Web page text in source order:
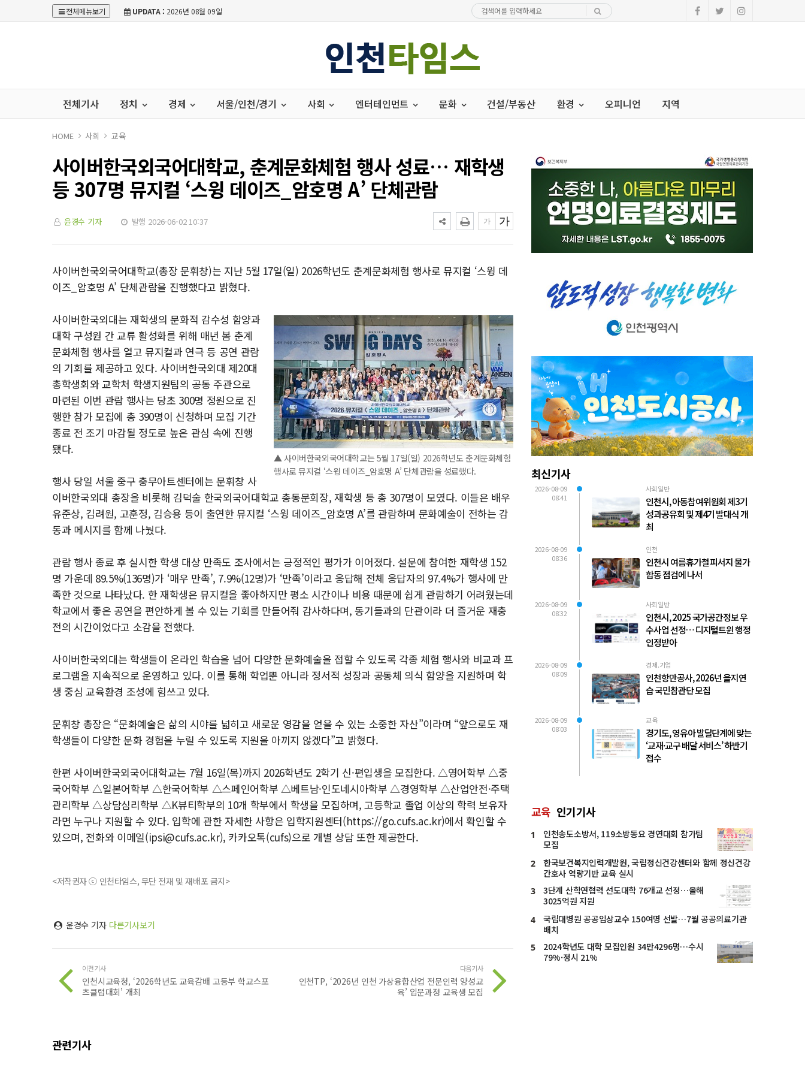
전체메뉴보기 UPDATA : 2026년 08월 09일
전체기사 정치 경제 서울/인천/경기 사회 엔터테인먼트 문화 건설/부동산 환경 오피니언 지역
HOME 사회 교육
사이버한국외국어대학교, 춘계문화체험 행사 성료… 재학생
등 307명 뮤지컬 ‘스윙 데이즈_암호명 A’ 단체관람
윤경수 기자 발행 2026-06-02 10:37
사이버한국외국어대학교(총장 문휘창)는 지난 5월 17일(일) 2026학년도 춘계문화체험 행사로 뮤지컬 ‘스윙 데
이즈_암호명 A’ 단체관람을 진행했다고 밝혔다.
▲ 사이버한국외국어대학교는 5월 17일(일) 2026학년도 춘계문화체험
행사로 뮤지컬 ‘스윙 데이즈_암호명 A’ 단체관람을 성료했다.
사이버한국외대는 재학생의 문화적 감수성 함양과
대학 구성원 간 교류 활성화를 위해 매년 봄 춘계
문화체험 행사를 열고 뮤지컬과 연극 등 공연 관람
의 기회를 제공하고 있다. 사이버한국외대 제20대
총학생회와 교학처 학생지원팀의 공동 주관으로
마련된 이번 관람 행사는 당초 300명 정원으로 진
행한 참가 모집에 총 390명이 신청하며 모집 기간
종료 전 조기 마감될 정도로 높은 관심 속에 진행
됐다.
행사 당일 서울 중구 충무아트센터에는 문휘창 사
이버한국외대 총장을 비롯해 김덕술 한국외국어대학교 총동문회장, 재학생 등 총 307명이 모였다. 이들은 배우
유준상, 김려원, 고훈정, 김승용 등이 출연한 뮤지컬 ‘스윙 데이즈_암호명 A’를 관람하며 문화예술이 전하는 감
동과 메시지를 함께 나눴다.
관람 행사 종료 후 실시한 학생 대상 만족도 조사에서는 긍정적인 평가가 이어졌다. 설문에 참여한 재학생 152
명 가운데 89.5%(136명)가 ‘매우 만족’, 7.9%(12명)가 ‘만족’이라고 응답해 전체 응답자의 97.4%가 행사에 만
족한 것으로 나타났다. 한 재학생은 뮤지컬을 좋아하지만 평소 시간이나 비용 때문에 쉽게 관람하기 어려웠는데
학교에서 좋은 공연을 편안하게 볼 수 있는 기회를 만들어줘 감사하다며, 동기들과의 단관이라 더 즐거운 재충
전의 시간이었다고 소감을 전했다.
사이버한국외대는 학생들이 온라인 학습을 넘어 다양한 문화예술을 접할 수 있도록 각종 체험 행사와 비교과 프
로그램을 지속적으로 운영하고 있다. 이를 통해 학업뿐 아니라 정서적 성장과 공동체 의식 함양을 지원하며 학
생 중심 교육환경 조성에 힘쓰고 있다.
문휘창 총장은 “문화예술은 삶의 시야를 넓히고 새로운 영감을 얻을 수 있는 소중한 자산”이라며 “앞으로도 재
학생들이 다양한 문화 경험을 누릴 수 있도록 지원을 아끼지 않겠다”고 밝혔다.
한편 사이버한국외국어대학교는 7월 16일(목)까지 2026학년도 2학기 신·편입생을 모집한다. △영어학부 △중
국어학부 △일본어학부 △한국어학부 △스페인어학부 △베트남·인도네시아학부 △경영학부 △산업안전·주택
관리학부 △상담심리학부 △K뷰티학부의 10개 학부에서 학생을 모집하며, 고등학교 졸업 이상의 학력 보유자
라면 누구나 지원할 수 있다. 입학에 관한 자세한 사항은 입학지원센터(https://go.cufs.ac.kr)에서 확인할 수
있으며, 전화와 이메일(ipsi@cufs.ac.kr), 카카오톡(cufs)으로 개별 상담 또한 제공한다.
<저작권자 ⓒ 인천타임스, 무단 전재 및 재배포 금지>
윤경수 기자 다른기사보기
이전기사
인천시교육청, ‘2026학년도 교육감배 고등부 학교스포
츠클럽대회’ 개최
다음기사
인천TP, ‘2026년 인천 가상융합산업 전문인력 양성교
육’ 입문과정 교육생 모집
관련기사
최신기사
2026-08-09
08:41
사회일반
인천시, 아동참여위원회 제3기
성과공유회 및 제4기 발대식 개
최
2026-08-09
08:36
인천
인천시 여름휴가철 피서지 물가
합동 점검에 나서
2026-08-09
08:32
사회일반
인천시, 2025 국가공간정보 우
수사업 선정… 디지털트윈 행정
인정받아
2026-08-09
08:09
경제.기업
인천항만공사, 2026년 을지연
습 국민참관단 모집
2026-08-09
08:03
교육
경기도, 영유아 발달단계에 맞는
‘교재·교구 배달 서비스’ 하반기
접수
교육 인기기사
1
인천송도소방서, 119소방동요 경연대회 참가팀
모집
2
한국보건복지인력개발원, 국립정신건강센터와 함께 정신건강
간호사 역량기반 교육 실시
3
3단계 산학연협력 선도대학 76개교 선정…올해
3025억원 지원
4
국립대병원 공공임상교수 150여명 선발…7월 공공의료기관
배치
5
2024학년도 대학 모집인원 34만4296명…수시
79%·정시 21%